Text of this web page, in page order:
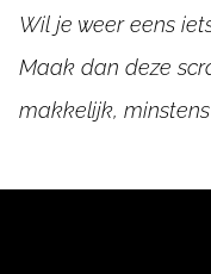
Wil je weer eens
Maak dan deze
makkelijk,